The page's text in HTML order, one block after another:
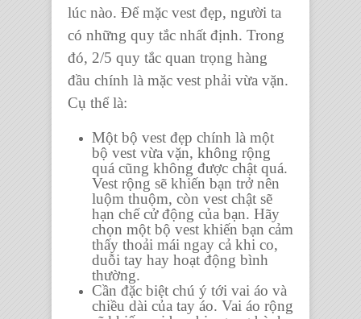
lúc nào. Để mặc vest đẹp, người ta
có những quy tắc nhất định. Trong
đó, 2/5 quy tắc quan trọng hàng
đầu chính là mặc vest phải vừa vặn.
Cụ thể là:
Một bộ vest đẹp chính là một
bộ vest vừa vặn, không rộng
quá cũng không được chật quá.
Vest rộng sẽ khiến bạn trở nên
luộm thuộm, còn vest chật sẽ
hạn chế cử động của bạn. Hãy
chọn một bộ vest khiến bạn cảm
thấy thoải mái ngay cả khi co,
duỗi tay hay hoạt động bình
thường.
Cần đặc biệt chú ý tới vai áo và
chiều dài của tay áo. Vai áo rộng